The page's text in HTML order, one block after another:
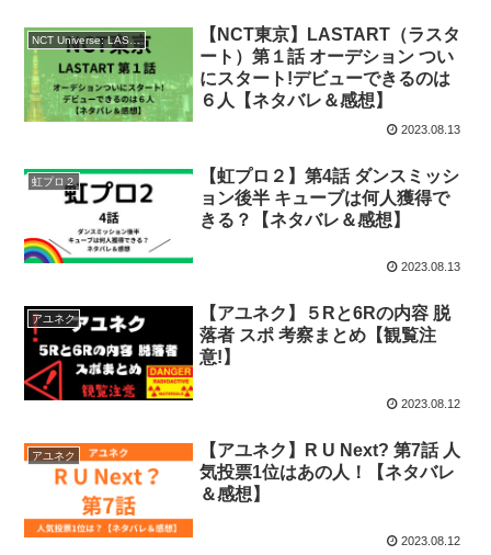
NCT Universe: LASTART
【NCT東京】LASTART（ラスタ
ート）第１話 オーデション つい
にスタート!デビューできるのは
６人【ネタバレ＆感想】
2023.08.13
虹プロ２
【虹プロ２】第4話 ダンスミッシ
ョン後半 キューブは何人獲得で
きる？【ネタバレ＆感想】
2023.08.13
アユネク
【アユネク】５Rと6Rの内容 脱
落者 スポ 考察まとめ【観覧注
意!】
2023.08.12
アユネク
【アユネク】R U Next? 第7話 人
気投票1位はあの人！【ネタバレ
＆感想】
2023.08.12